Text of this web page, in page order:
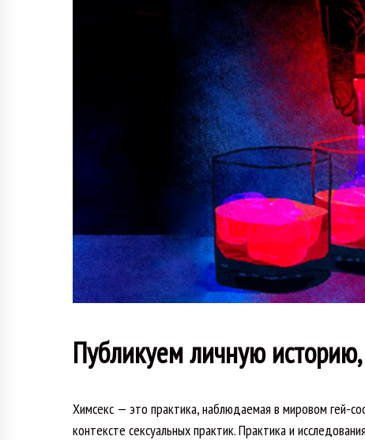
Публикуем личную
Химсекс — это практика, наблюдаемая в мировом гей-
контексте сексуальных практик. Практика и